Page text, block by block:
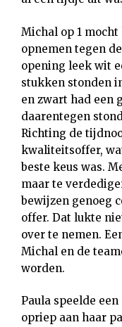
Michal op 1
opnemen tegen
opening leek wit
stukken stonden
en zwart had een
daarentegen
Richting de
kwaliteitsoffer,
beste keus was.
maar te
bewijzen genoeg
offer. Dat lukte
over te nemen.
Michal en de
worden.
Paula speelde
opriep aan haar